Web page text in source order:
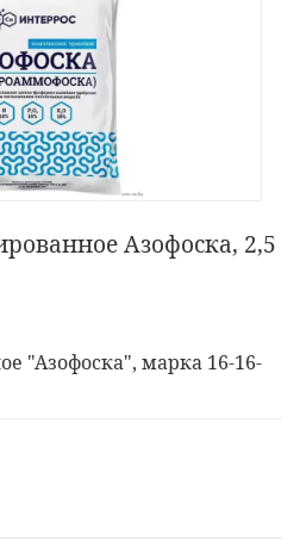
Азофоска, 2,5
"Азофоска", марка 16-16-